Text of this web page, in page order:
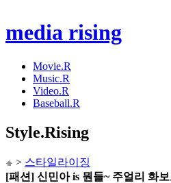
media rising
Movie.R
Music.R
Video.R
Baseball.R
Style.Rising
> 스타일라이징
[패션] 신민아 is 뭔들~ 주얼리 화